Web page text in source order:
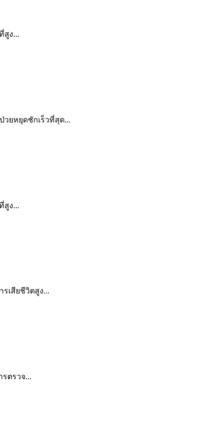
สูง...
วยหยุดชักเร็วที่สุด...
สูง...
เสียชีวิตสูง...
ตรวจ...